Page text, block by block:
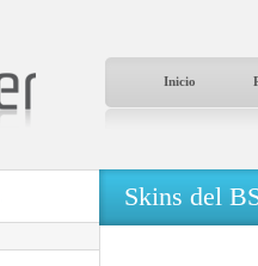
Inicio
Skins del